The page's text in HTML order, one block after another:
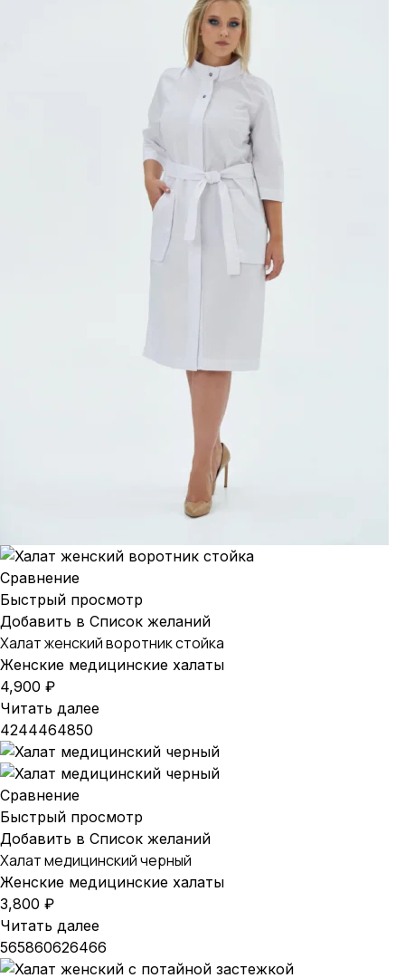
Сравнение
Быстрый просмотр
Добавить в Список желаний
Халат женский воротник стойка
Женские медицинские халаты
4,900 ₽
Читать далее
4244464850
Сравнение
Быстрый просмотр
Добавить в Список желаний
Халат медицинский черный
Женские медицинские халаты
3,800 ₽
Читать далее
565860626466